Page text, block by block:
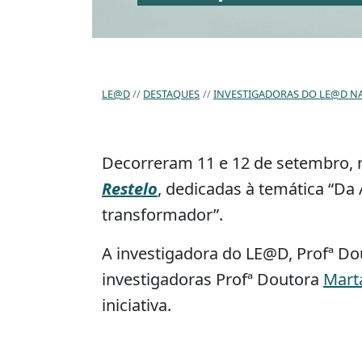
LE@D DESTAQUES INVESTIGADORAS DO LE@D
Decorreram 11 e 12 de
Restelo, dedicadas à temática
transformador”.
A investigadora do LE@D, Profª
investigadoras Profª Doutora
iniciativa.